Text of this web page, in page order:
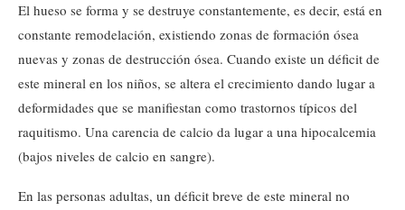
El hueso se forma y se destruye constantemente, es decir, está en
constante remodelación, existiendo zonas de formación ósea
nuevas y zonas de destrucción ósea. Cuando existe un déficit de
este mineral en los niños, se altera el crecimiento dando lugar a
deformidades que se manifiestan como trastornos típicos del
raquitismo. Una carencia de calcio da lugar a una hipocalcemia
(bajos niveles de calcio en sangre).
En las personas adultas, un déficit breve de este mineral no